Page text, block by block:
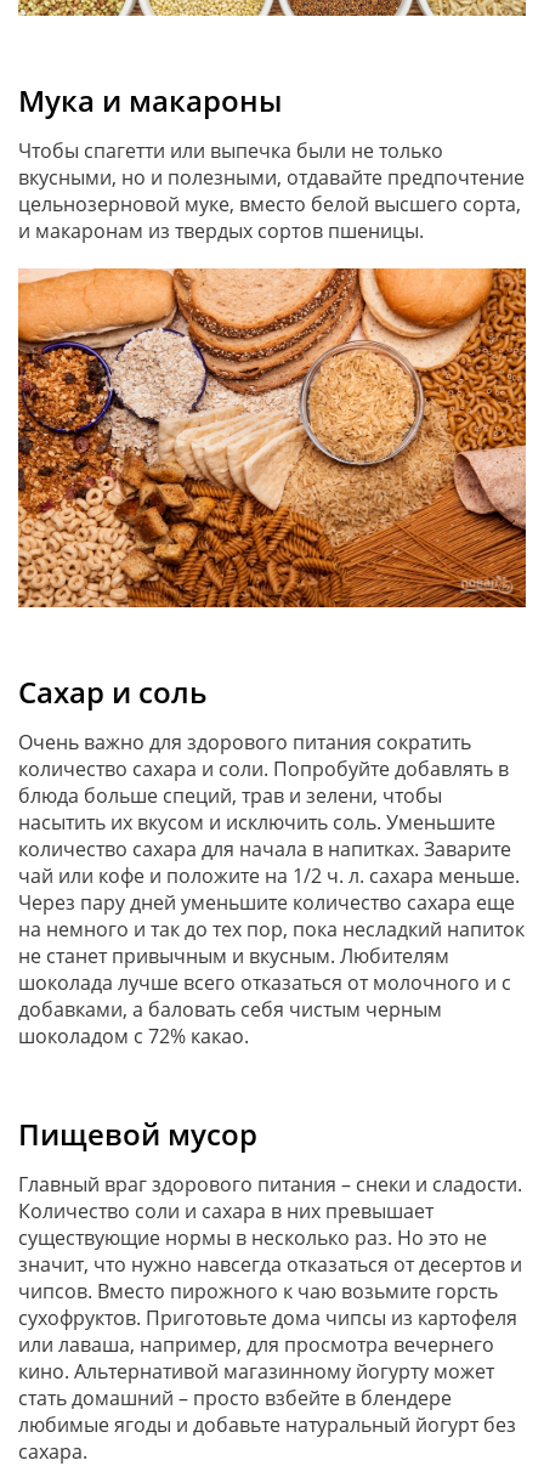
Мука и макароны
Чтобы спагетти или выпечка были не только
вкусными, но и полезными, отдавайте предпочтение
цельнозерновой муке, вместо белой высшего сорта,
и макаронам из твердых сортов пшеницы.
Сахар и соль
Очень важно для здорового питания сократить
количество сахара и соли. Попробуйте добавлять в
блюда больше специй, трав и зелени, чтобы
насытить их вкусом и исключить соль. Уменьшите
количество сахара для начала в напитках. Заварите
чай или кофе и положите на 1/2 ч. л. сахара меньше.
Через пару дней уменьшите количество сахара еще
на немного и так до тех пор, пока несладкий напиток
не станет привычным и вкусным. Любителям
шоколада лучше всего отказаться от молочного и с
добавками, а баловать себя чистым черным
шоколадом с 72% какао.
Пищевой мусор
Главный враг здорового питания – снеки и сладости.
Количество соли и сахара в них превышает
существующие нормы в несколько раз. Но это не
значит, что нужно навсегда отказаться от десертов и
чипсов. Вместо пирожного к чаю возьмите горсть
сухофруктов. Приготовьте дома чипсы из картофеля
или лаваша, например, для просмотра вечернего
кино. Альтернативой магазинному йогурту может
стать домашний – просто взбейте в блендере
любимые ягоды и добавьте натуральный йогурт без
сахара.